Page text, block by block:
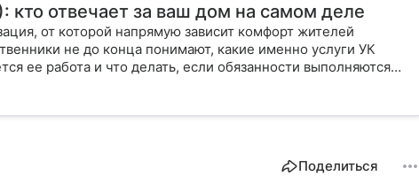
отвечает за ваш дом на самом деле
от которой напрямую зависит комфорт жителей
не до конца понимают, какие именно услуги УК
ее работа и что делать, если обязанности выполняются
Поделиться